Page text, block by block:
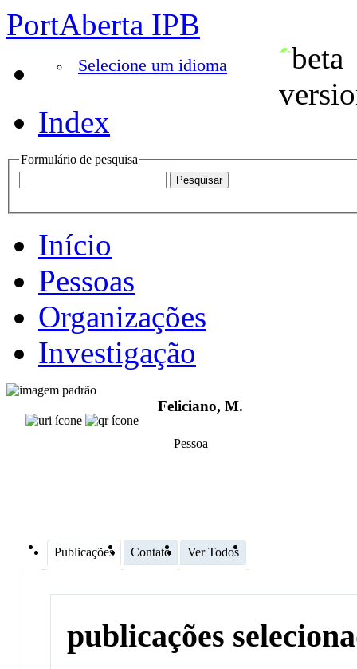
PortAberta IPB
Selecione um idioma
Index
Formulário de pesquisa
Início
Pessoas
Organizações
Investigação
Feliciano, M.
Pessoa
Publicações Contato Ver Todos
publicações